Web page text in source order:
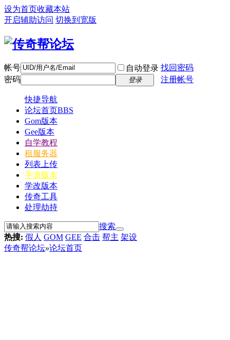
设为首页收藏本站
开启辅助访问 切换到宽版
帐号 自动登录 找回密码
密码
登录 注册帐号
快捷导航
论坛首页BBS
Gom版本
Gee版本
自学教程
租服务器
列表上传
手游版本
学改版本
传奇工具
处理劫持
搜索
热搜: 假人 GOM GEE 合击 帮主 架设
传奇帮论坛»论坛首页